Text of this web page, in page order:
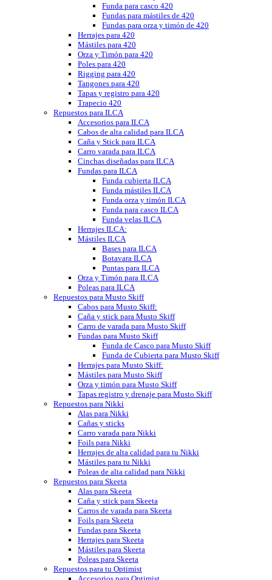
Funda para casco 420
Fundas para mástiles de 420
Fundas para orza y timón de 420
Herrajes para 420
Mástiles para 420
Orza y Timón para 420
Poles para 420
Rigging para 420
Tangones para 420
Tapas y registro para 420
Trapecio 420
Repuestos para ILCA
Accesorios para ILCA
Cabos de alta calidad para ILCA
Caña y Stick para ILCA
Carro varada para ILCA
Cinchas diseñadas para ILCA
Fundas para ILCA
Funda cubierta ILCA
Funda mástiles ILCA
Funda orza y timón ILCA
Funda para casco ILCA
Funda velas ILCA
Herrajes ILCA:
Mástiles ILCA
Bases para ILCA
Botavara ILCA
Puntas para ILCA
Orza y Timón para ILCA
Poleas para ILCA
Repuestos para Musto Skiff
Cabos para Musto Skiff:
Caña y stick para Musto Skiff
Carro de varada para Musto Skiff
Fundas para Musto Skiff
Funda de Casco para Musto Skiff
Funda de Cubierta para Musto Skiff
Herrajes para Musto Skiff:
Mástiles para Musto Skiff
Orza y timón para Musto Skiff
Tapas registro y drenaje para Musto Skiff
Repuestos para Nikki
Alas para Nikki
Cañas y sticks
Carro varada para Nikki
Foils para Nikki
Herrajes de alta calidad para tu Nikki
Mástiles para tu Nikki
Poleas de alta calidad para Nikki
Repuestos para Skeeta
Alas para Skeeta
Caña y stick para Skeeta
Carros de varada para Skeeta
Foils para Skeeta
Fundas para Skeeta
Herrajes para Skeeta
Mástiles para Skeeta
Poleas para Skeeta
Repuestos para tu Optimist